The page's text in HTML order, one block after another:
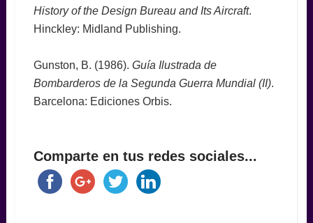
History of the Design Bureau and Its Aircraft.
Hinckley: Midland Publishing.
Gunston, B. (1986). Guía Ilustrada de
Bombarderos de la Segunda Guerra Mundial (II).
Barcelona: Ediciones Orbis.
Comparte en tus redes sociales...